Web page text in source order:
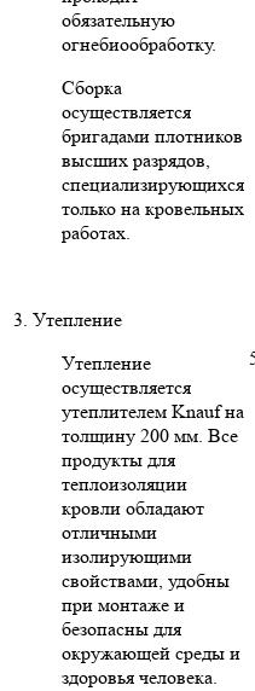
обязательную
огнебиообработку.
Сборка
осуществляется
бригадами плотников
высших разрядов,
специализирующихся
только на кровельных
работах.
3. Утепление
Утепление
осуществляется
утеплителем Knauf на
толщину 200 мм. Все
продукты для
теплоизоляции
кровли обладают
отличными
изолирующими
свойствами, удобны
при монтаже и
безопасны для
окружающей среды и
здоровья человека.